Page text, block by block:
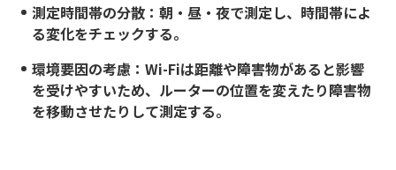
測定時間帯の分散：朝・昼・夜で測定し、時間帯によ
る変化をチェックする。
環境要因の考慮：Wi-Fiは距離や障害物があると影響
を受けやすいため、ルーターの位置を変えたり障害物
を移動させたりして測定する。